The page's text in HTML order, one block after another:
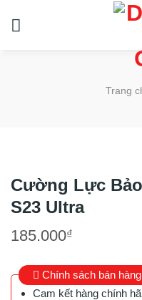
Trang
Cường Lực
S23 Ultra
185.000₫
Chính sách bán hàng
Cam kết hàng chính